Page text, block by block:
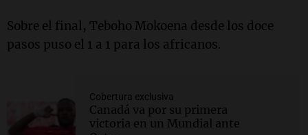
Sobre el final, Teboho Mokoena desde los doce
pasos puso el 1 a 1 para los africanos.
Cobertura exclusiva
Canadá va por su primera
victoria en un Mundial ante